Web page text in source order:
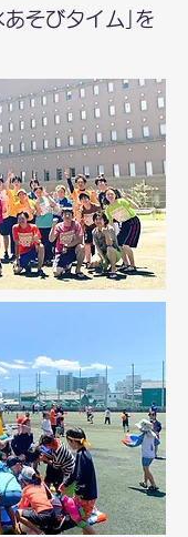
あそびタイム｣を